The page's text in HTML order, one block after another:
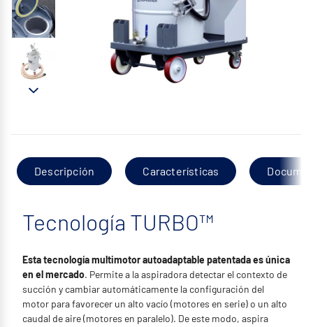
Descripción Características
Tecnología TURBO™
Esta tecnología multimotor autoadaptable patentada es única
en el mercado. Permite a la aspiradora detectar el contexto de
succión y cambiar automáticamente la configuración del
motor para favorecer un alto vacío (motores en serie) o un alto
caudal de aire (motores en paralelo). De este modo, aspira